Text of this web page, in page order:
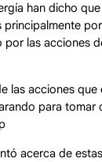
han dicho
principalmente
por las acciones
las acciones
para tomar
acerca de